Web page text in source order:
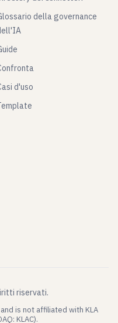
della governance
d'uso
riservati.
is not affiliated with KLA
KLAC).